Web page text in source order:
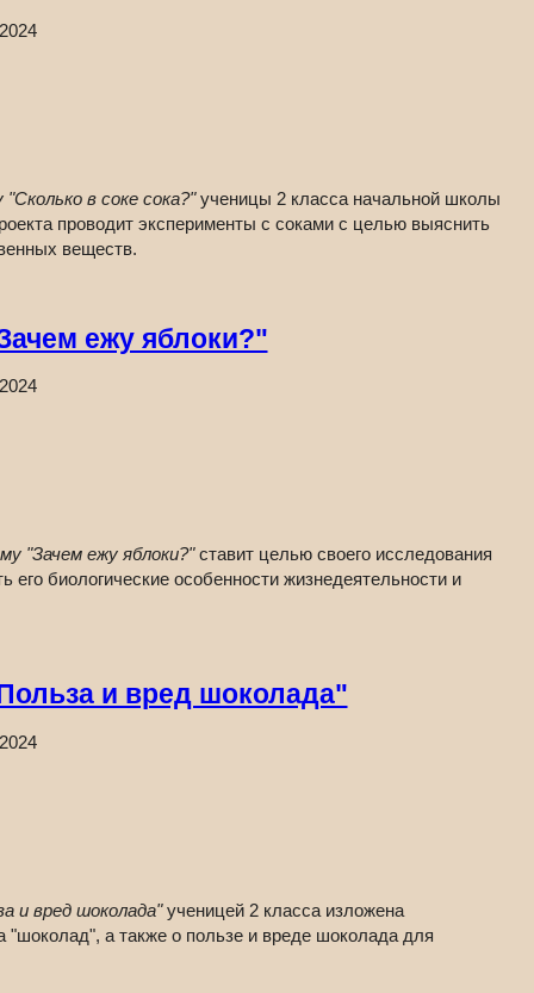
в соке сока?"ученицы 2 класса начальной школы
проводит эксперименты с соками с целью выяснить
веществ.
ежу яблоки?"
"Зачем ежу яблоки?"ставит целью своего исследования
биологические особенности жизнедеятельности и
и вред шоколада"
и вред шоколада"ученицей 2 класса изложена
"шоколад", а также о пользе и вреде шоколада для